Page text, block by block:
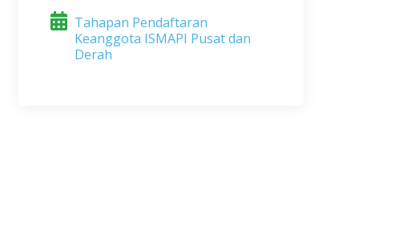
Tahapan Pendaftaran
Keanggota ISMAPI Pusat dan
Derah